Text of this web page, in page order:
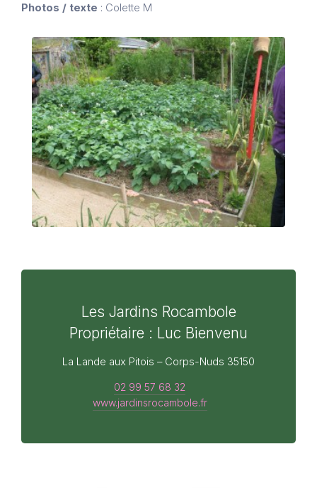
Photos / texte : Colette M
Les Jardins Rocambole
Propriétaire : Luc Bienvenu
La Lande aux Pitois – Corps-Nuds 35150
02 99 57 68 32
www.jardinsrocambole.fr